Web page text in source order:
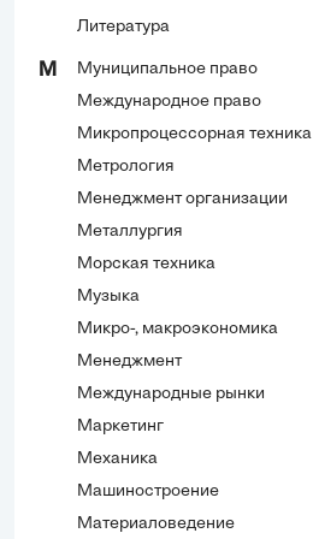
Литература
М
Муниципальное право
Международное право
Микропроцессорная техника
Метрология
Менеджмент организации
Металлургия
Морская техника
Музыка
Микро-, макроэкономика
Менеджмент
Международные рынки
Маркетинг
Механика
Машиностроение
Материаловедение